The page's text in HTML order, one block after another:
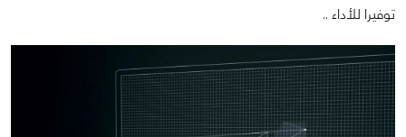
توفيرا للأداء ..